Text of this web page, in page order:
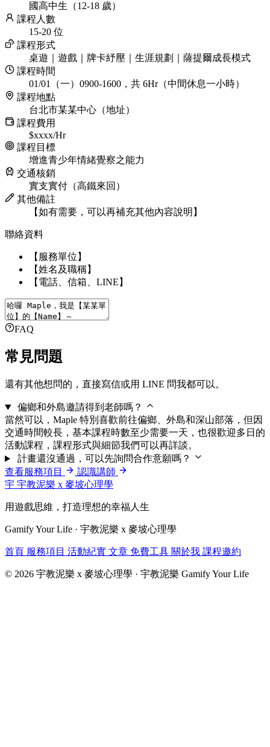
國高中生（12-18 歲）
課程人數
15-20 位
課程形式
桌遊｜遊戲｜牌卡紓壓｜生涯規劃｜薩提爾成長模式
課程時間
01/01（一）0900-1600，共 6Hr（中間休息一小時）
課程地點
台北市某某中心（地址）
課程費用
$xxxx/Hr
課程目標
增進青少年情緒覺察之能力
交通核銷
實支實付（高鐵來回）
其他備註
【如有需要，可以再補充其他內容說明】
聯絡資料
【服務單位】
【姓名及職稱】
【電話、信箱、LINE】
FAQ
常見問題
還有其他想問的，直接寫信或用 LINE 問我都可以。
偏鄉和外島邀請得到老師嗎？
當然可以，Maple 特別喜歡前往偏鄉、外島和深山部落，但因
交通時間較長，基本課程時數至少需要一天，也很歡迎多日的
活動課程，課程形式與細節我們可以再詳談。
計畫還沒通過，可以先詢問合作意願嗎？
查看服務項目
認識講師
宇 宇教泥樂 x 麥坡心理學
用遊戲思維，打造理想的幸福人生
Gamify Your Life · 宇教泥樂 x 麥坡心理學
首頁 服務項目 活動紀實 文章 免費工具 關於我 課程邀約
© 2026 宇教泥樂 x 麥坡心理學 · 宇教泥樂 Gamify Your Life